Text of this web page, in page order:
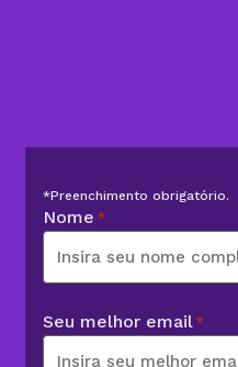
*Preenchimento obrigatório.
Nome *
Seu melhor email *